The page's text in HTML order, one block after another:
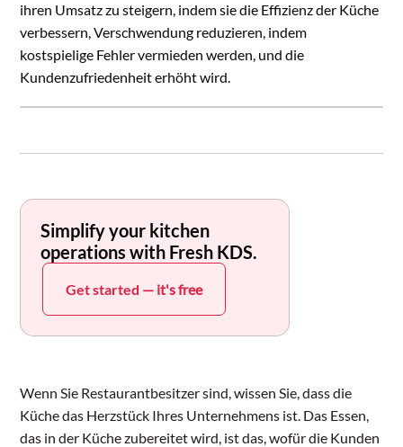
ihren Umsatz zu steigern, indem sie die Effizienz der Küche
verbessern, Verschwendung reduzieren, indem
kostspielige Fehler vermieden werden, und die
Kundenzufriedenheit erhöht wird.
Simplify your kitchen
operations with Fresh KDS.
Get started — it's free
Wenn Sie Restaurantbesitzer sind, wissen Sie, dass die
Küche das Herzstück Ihres Unternehmens ist. Das Essen,
das in der Küche zubereitet wird, ist das, wofür die Kunden